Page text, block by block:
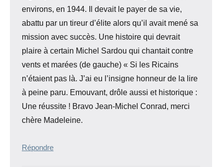
environs, en 1944. Il devait le payer de sa vie,
abattu par un tireur d’élite alors qu’il avait mené sa
mission avec succès. Une histoire qui devrait
plaire à certain Michel Sardou qui chantait contre
vents et marées (de gauche) « Si les Ricains
n’étaient pas là. J’ai eu l’insigne honneur de la lire
à peine paru. Emouvant, drôle aussi et historique :
Une réussite ! Bravo Jean-Michel Conrad, merci
chère Madeleine.
Répondre